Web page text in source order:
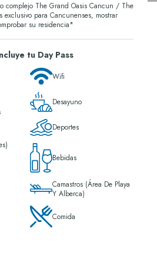
complejo The Grand Oasis Cancun / The
exclusivo para Cancunenses, mostrar
su residencia*
tu Day Pass
Wifi
Desayuno
Deportes
Bebidas
Camastros (área De Playa
Y Alberca)
Comida